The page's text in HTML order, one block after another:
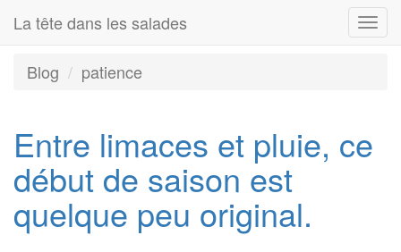
La tête dans les salades
Blog patience
Entre limaces et pluie, ce
début de saison est
quelque peu original.